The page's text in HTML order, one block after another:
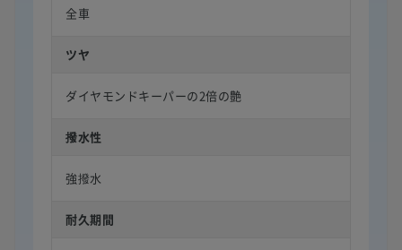
全車
ツヤ
ダイヤモンドキーパーの2倍の艶
撥水性
強撥水
耐久期間